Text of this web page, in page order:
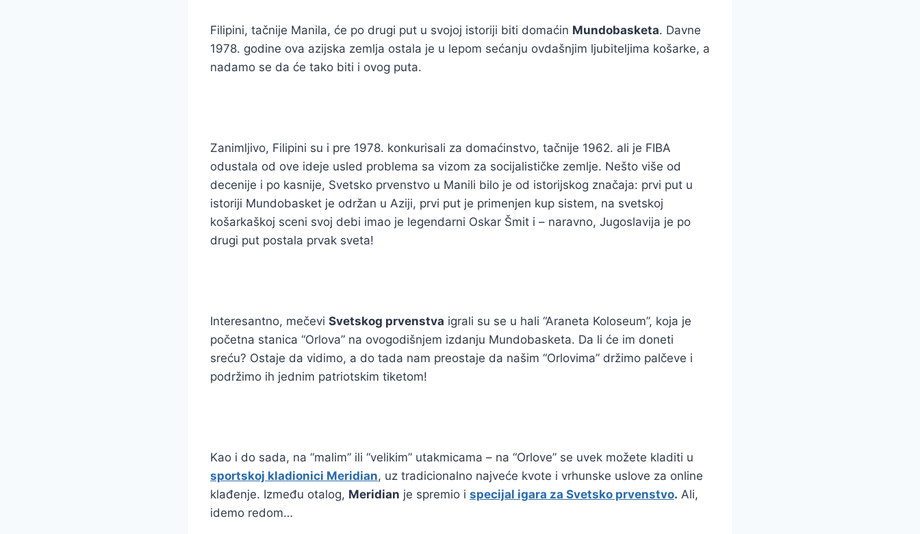
Filipini, tačnije Manila, će po drugi put u svojoj istoriji biti domaćin Mundobasketa. Davne
1978. godine ova azijska zemlja ostala je u lepom sećanju ovdašnjim ljubiteljima košarke, a
nadamo se da će tako biti i ovog puta.
Zanimljivo, Filipini su i pre 1978. konkurisali za domaćinstvo, tačnije 1962. ali je FIBA
odustala od ove ideje usled problema sa vizom za socijalističke zemlje. Nešto više od
decenije i po kasnije, Svetsko prvenstvo u Manili bilo je od istorijskog značaja: prvi put u
istoriji Mundobasket je održan u Aziji, prvi put je primenjen kup sistem, na svetskoj
košarkaškoj sceni svoj debi imao je legendarni Oskar Šmit i – naravno, Jugoslavija je po
drugi put postala prvak sveta!
Interesantno, mečevi Svetskog prvenstva igrali su se u hali “Araneta Koloseum”, koja je
početna stanica “Orlova” na ovogodišnjem izdanju Mundobasketa. Da li će im doneti
sreću? Ostaje da vidimo, a do tada nam preostaje da našim “Orlovima” držimo palčeve i
podržimo ih jednim patriotskim tiketom!
Kao i do sada, na “malim” ili “velikim” utakmicama – na “Orlove” se uvek možete kladiti u
sportskoj kladionici Meridian, uz tradicionalno najveće kvote i vrhunske uslove za online
klađenje. Između otalog, Meridian je spremio i specijal igara za Svetsko prvenstvo. Ali,
idemo redom…